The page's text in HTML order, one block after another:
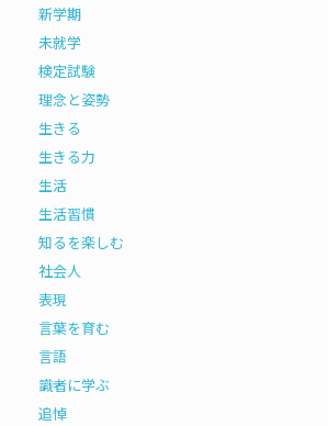
新学期
未就学
検定試験
理念と姿勢
生きる
生きる力
生活
生活習慣
知るを楽しむ
社会人
表現
言葉を育む
言語
識者に学ぶ
追悼